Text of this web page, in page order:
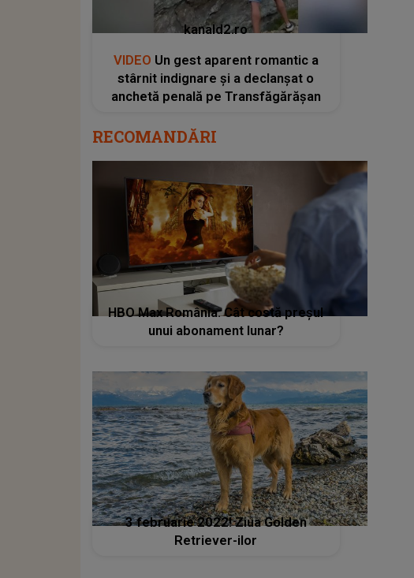
kanald2.ro
VIDEO Un gest aparent romantic a
stârnit indignare și a declanșat o
anchetă penală pe Transfăgărășan
RECOMANDĂRI
HBO Max România: Cât costă preşul
unui abonament lunar?
3 februarie 2022! Ziua Golden
Retriever-ilor